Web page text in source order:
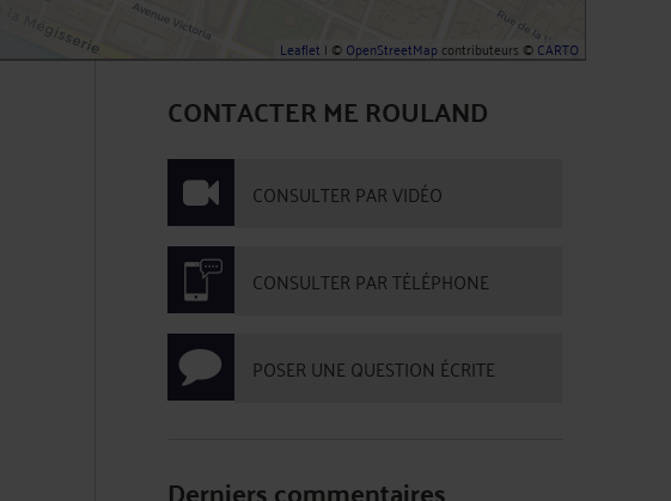
Leaflet | ©OpenStreetMapcontributeurs ©CARTO
CONTACTER ME ROULAND
CONSULTER PAR VIDÉO
CONSULTER PAR TÉLÉPHONE
POSER UNE QUESTION ÉCRITE